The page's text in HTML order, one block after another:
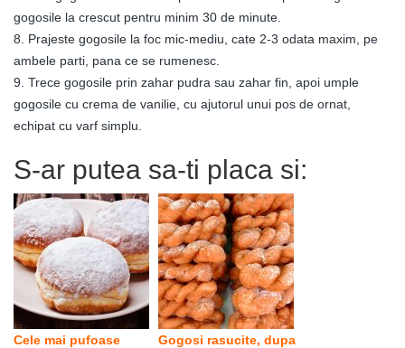
gogosile la crescut pentru minim 30 de minute.
8. Prajeste gogosile la foc mic-mediu, cate 2-3 odata maxim, pe
ambele parti, pana ce se rumenesc.
9. Trece gogosile prin zahar pudra sau zahar fin, apoi umple
gogosile cu crema de vanilie, cu ajutorul unui pos de ornat,
echipat cu varf simplu.
S-ar putea sa-ti placa si:
Cele mai pufoase
Gogosi rasucite, dupa